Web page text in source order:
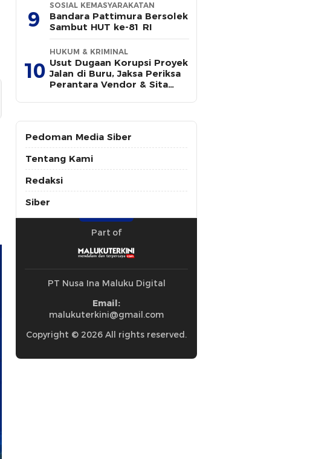
9
SOSIAL KEMASYARAKATAN
Bandara Pattimura Bersolek
Sambut HUT ke-81 RI
10
HUKUM & KRIMINAL
Usut Dugaan Korupsi Proyek
Jalan di Buru, Jaksa Periksa
Perantara Vendor & Sita
Pedoman Media Siber
Tentang Kami
Redaksi
Siber
Part of
PT Nusa Ina Maluku Digital
Email:
malukuterkini@gmail.com
Copyright © 2026 All rights reserved.